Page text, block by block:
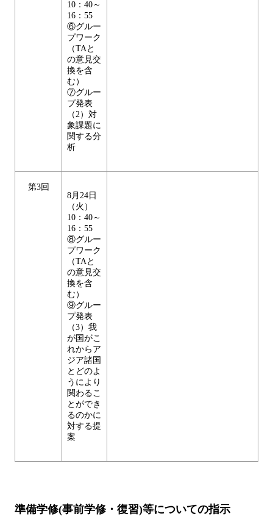
10：40～
16：55
⑥グルー
プワーク
（TAと
の意見交
換を含
む）
⑦グルー
プ発表
（2）対
象課題に
関する分
析
第3回
8月24日
（火）
10：40～
16：55
⑧グルー
プワーク
（TAと
の意見交
換を含
む）
⑨グルー
プ発表
（3）我
が国がこ
れからア
ジア諸国
とどのよ
うにより
関わるこ
とができ
るのかに
対する提
案
準備学修(事前学修・復習)等についての指示